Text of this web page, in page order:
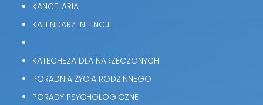
KANCELARIA
KALENDARZ INTENCJI
KATECHEZA DLA NARZECZONYCH
PORADNIA ŻYCIA RODZINNEGO
PORADY PSYCHOLOGICZNE